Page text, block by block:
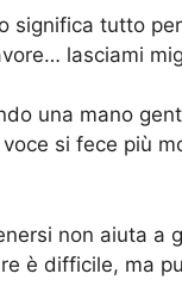
significa tutto
lasciami
una mano
si fece più
non aiuta a
è difficile, ma